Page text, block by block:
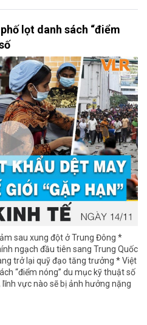
lọt danh sách “điểm
sau xung đột ở Trung Đông *
ngạch đầu tiên sang Trung Quốc
trở lại quỹ đạo tăng trưởng * Việt
“điểm nóng” du mục kỹ thuật số
vực nào sẽ bị ảnh hưởng nặng